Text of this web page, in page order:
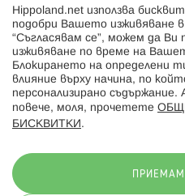
Hippoland.net използва
подобри Вашето изживяване
“Съгласявам се”, можем да Ви
изживяване по време на
Блокирането на определени
влияние върху начина, по
персонализирано
повече, моля, прочетете
БИСКВИТКИ .